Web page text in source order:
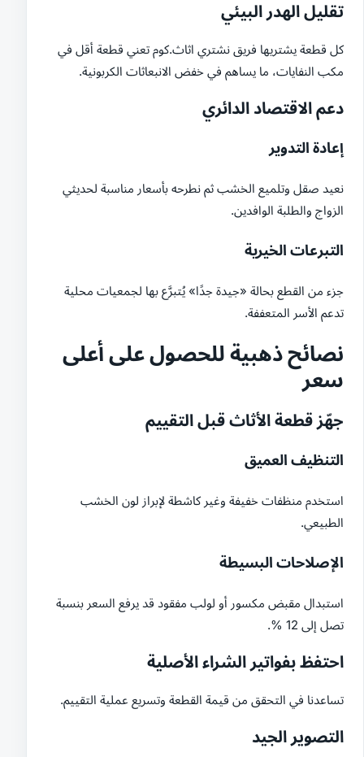
تقليل الهدر البيئي
كل قطعة يشتريها فريق نشتري اثاث.كوم تعني قطعة أقل في
مكب النفايات، ما يساهم في خفض الانبعاثات الكربونية.
دعم الاقتصاد الدائري
إعادة التدوير
نعيد صقل وتلميع الخشب ثم نطرحه بأسعار مناسبة لحديثي
الزواج والطلبة الوافدين.
التبرعات الخيرية
جزء من القطع بحالة «جيدة جدًا» يُتبرَّع بها لجمعيات محلية
تدعم الأسر المتعففة.
نصائح ذهبية للحصول على أعلى
سعر
جهّز قطعة الأثاث قبل التقييم
التنظيف العميق
استخدم منظفات خفيفة وغير كاشطة لإبراز لون الخشب
الطبيعي.
الإصلاحات البسيطة
استبدال مقبض مكسور أو لولب مفقود قد يرفع السعر بنسبة
تصل إلى 12 %.
احتفظ بفواتير الشراء الأصلية
تساعدنا في التحقق من قيمة القطعة وتسريع عملية التقييم.
التصوير الجيد